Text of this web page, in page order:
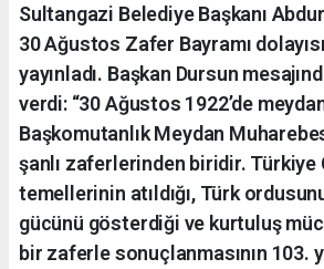
Sultangazi Belediye Başkanı
30 Ağustos Zafer Bayramı
yayınladı. Başkan Dursun
verdi: “30 Ağustos 1922’de
Başkomutanlık Meydan
şanlı zaferlerinden biridir. Türkiye
temellerinin atıldığı, Türk
gücünü gösterdiği ve kurtuluş
bir zaferle sonuçlanmasının 103.